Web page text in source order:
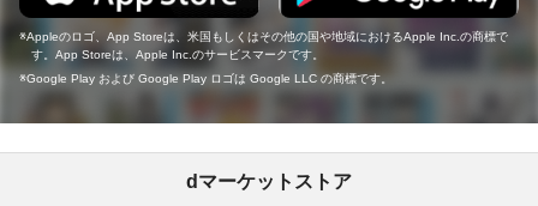
Appleのロゴ、App Storeは、米国もしくはその他の国や地域におけるApple Inc.の商標で
す。App Storeは、Apple Inc.のサービスマークです。
Google Play および Google Play ロゴは Google LLC の商標です。
dマーケットストア